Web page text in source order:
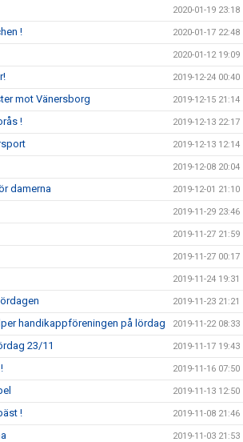
2020-01-19 23:18
! 2020-01-17 22:48
2020-01-12 19:09
2019-12-24 00:40
mot Vänersborg 2019-12-15 21:14
! 2019-12-13 22:17
2019-12-13 12:14
2019-12-08 20:04
damerna 2019-12-01 21:10
2019-11-29 23:46
2019-11-27 21:59
2019-11-27 00:17
2019-11-24 19:31
2019-11-23 21:21
handikappföreningen på lördag 2019-11-22 08:33
23/11 2019-11-17 19:43
2019-11-16 07:50
2019-11-13 12:50
! 2019-11-08 21:46
2019-11-03 21:53